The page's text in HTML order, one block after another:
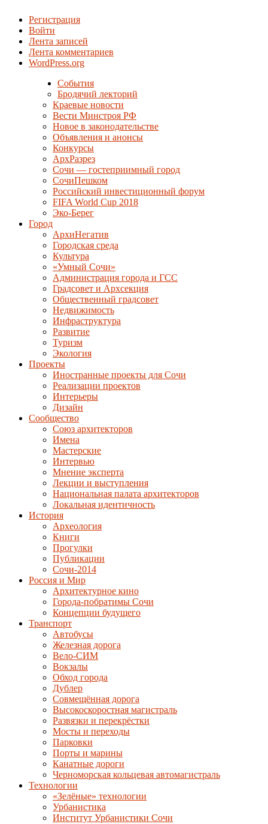
Регистрация
Войти
Лента записей
Лента комментариев
WordPress.org
События
Бродячий лекторий
Краевые новости
Вести Минстроя РФ
Новое в законодательстве
Объявления и анонсы
Конкурсы
АрхРазрез
Сочи — гостеприимный город
СочиПешком
Российский инвестиционный форум
FIFA World Cup 2018
Эко-Берег
Город
АрхиНегатив
Городская среда
Культура
«Умный Сочи»
Администрация города и ГСС
Градсовет и Архсекция
Общественный градсовет
Недвижимость
Инфраструктура
Развитие
Туризм
Экология
Проекты
Иностранные проекты для Сочи
Реализации проектов
Интерьеры
Дизайн
Сообщество
Союз архитекторов
Имена
Мастерские
Интервью
Мнение эксперта
Лекции и выступления
Национальная палата архитекторов
Локальная идентичность
История
Археология
Книги
Прогулки
Публикации
Сочи-2014
Россия и Мир
Архитектурное кино
Города-побратимы Сочи
Концепции будущего
Транспорт
Автобусы
Железная дорога
Вело-СИМ
Вокзалы
Обход города
Дублер
Совмещённая дорога
Высокоскоростная магистраль
Развязки и перекрёстки
Мосты и переходы
Парковки
Порты и марины
Канатные дороги
Черноморская кольцевая автомагистраль
Технологии
«Зелёные» технологии
Урбанистика
Институт Урбанистики Сочи